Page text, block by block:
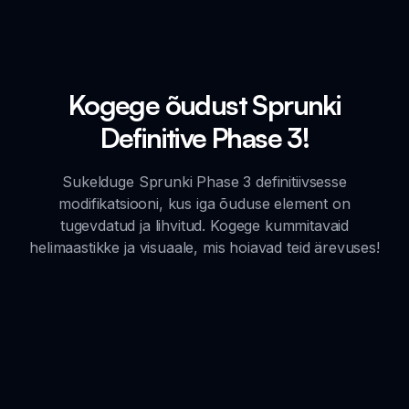
Kogege õudust Sprunki
Definitive Phase 3!
Sukelduge Sprunki Phase 3 definitiivsesse
modifikatsiooni, kus iga õuduse element on
tugevdatud ja lihvitud. Kogege kummitavaid
helimaastikke ja visuaale, mis hoiavad teid ärevuses!